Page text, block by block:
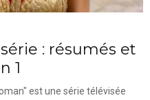
: résumés et
1
est une série télévisée